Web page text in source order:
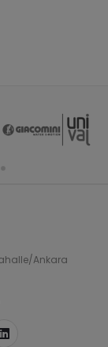
Ankara